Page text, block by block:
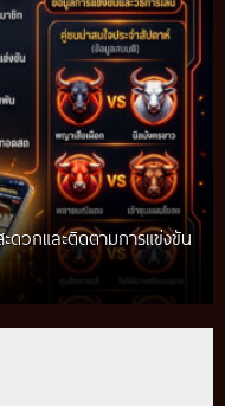
ดวกและติดตามการแข่งขัน